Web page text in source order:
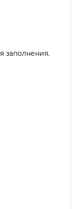
заполнения.